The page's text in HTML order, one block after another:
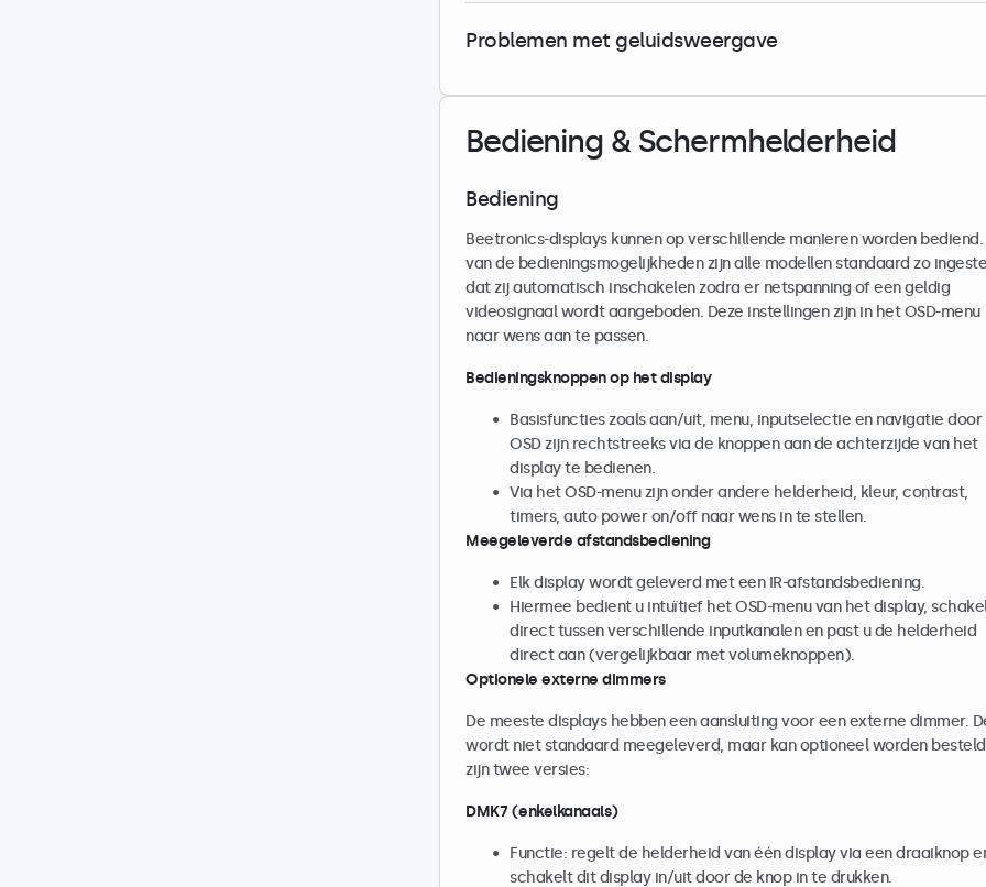
Problemen met geluidsweergave
Bediening & Schermhelderheid
Bediening
Beetronics-displays kunnen op verschillende manieren worden bediend.
van de bedieningsmogelijkheden zijn alle modellen standaard zo
dat zij automatisch inschakelen zodra er netspanning of een geldig
videosignaal wordt aangeboden. Deze instellingen zijn in het OSD-menu
naar wens aan te passen.
Bedieningsknoppen op het display
Basisfuncties zoals aan/uit, menu, inputselectie en navigatie
OSD zijn rechtstreeks via de knoppen aan de achterzijde van het
display te bedienen.
Via het OSD-menu zijn onder andere helderheid, kleur, contrast,
timers, auto power on/off naar wens in te stellen.
Meegeleverde afstandsbediening
Elk display wordt geleverd met een IR-afstandsbediening.
Hiermee bedient u intuïtief het OSD-menu van het display,
direct tussen verschillende inputkanalen en past u de helderheid
direct aan (vergelijkbaar met volumeknoppen).
Optionele externe dimmers
De meeste displays hebben een aansluiting voor een externe dimmer.
wordt niet standaard meegeleverd, maar kan optioneel worden
zijn twee versies:
DMK7 (enkelkanaals)
Functie: regelt de helderheid van één display via een draaiknop
schakelt dit display in/uit door de knop in te drukken.